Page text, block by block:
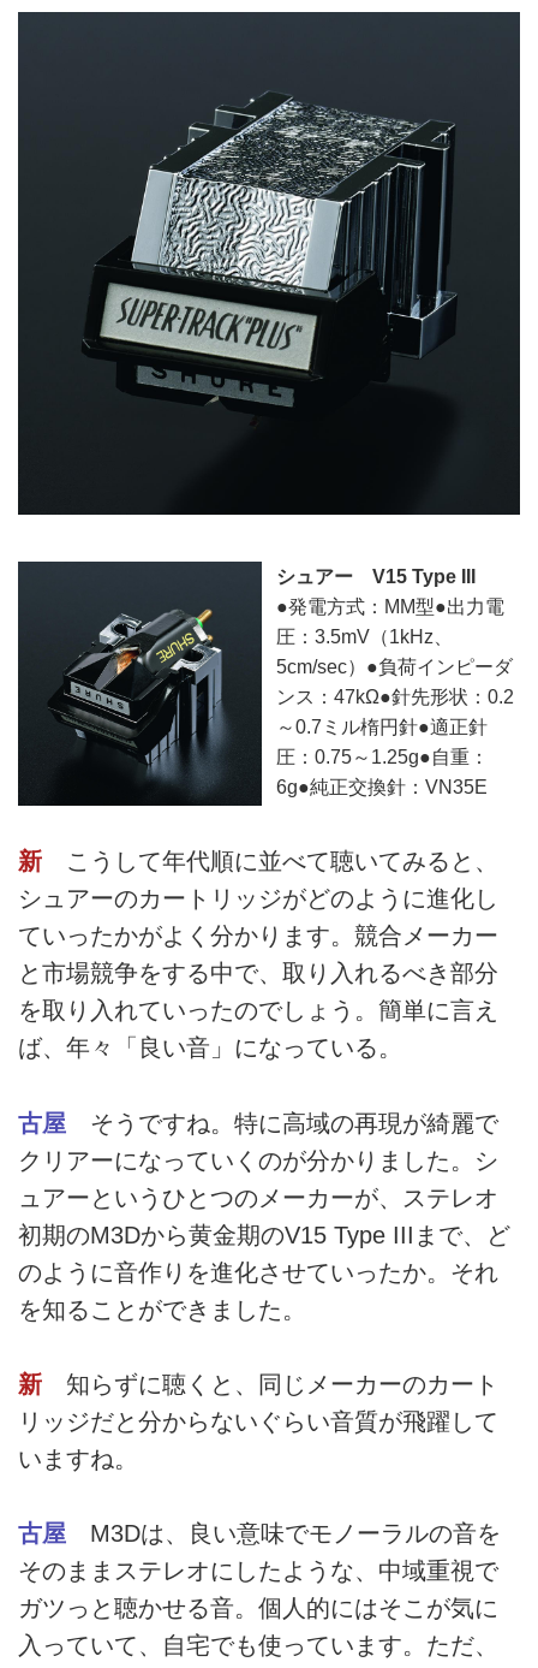
シュアー V15 Type III
●発電方式：MM型●出力電
圧：3.5mV（1kHz、
5cm/sec）●負荷インピーダ
ンス：47kΩ●針先形状：0.2
～0.7ミル楕円針●適正針
圧：0.75～1.25g●自重：
6g●純正交換針：VN35E
新 こうして年代順に並べて聴いてみると、
シュアーのカートリッジがどのように進化し
ていったかがよく分かります。競合メーカー
と市場競争をする中で、取り入れるべき部分
を取り入れていったのでしょう。簡単に言え
ば、年々「良い音」になっている。
古屋 そうですね。特に高域の再現が綺麗で
クリアーになっていくのが分かりました。シ
ュアーというひとつのメーカーが、ステレオ
初期のM3Dから黄金期のV15 Type IIIまで、ど
のように音作りを進化させていったか。それ
を知ることができました。
新 知らずに聴くと、同じメーカーのカート
リッジだと分からないぐらい音質が飛躍して
いますね。
古屋 M3Dは、良い意味でモノーラルの音を
そのままステレオにしたような、中域重視で
ガツっと聴かせる音。個人的にはそこが気に
入っていて、自宅でも使っています。ただ、